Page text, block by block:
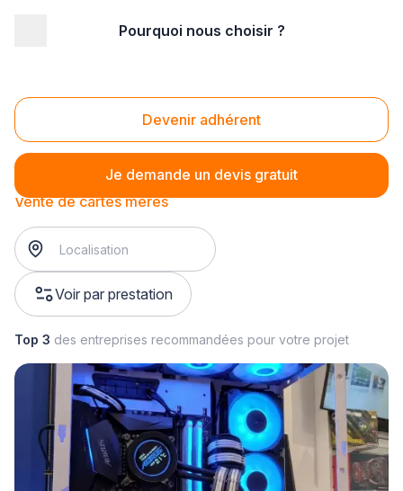
Pourquoi nous choisir ?
Devenir adhérent
Je demande un devis gratuit
Vente de cartes mères
Vente de cartes mères
Voir par prestation
Top 3 des entreprises recommandées pour votre projet